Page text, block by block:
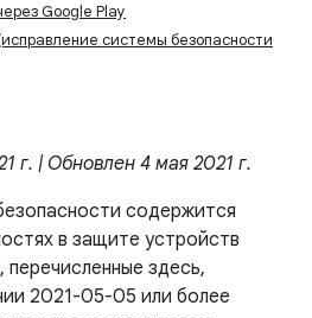
Google Play
системы безопасности
г. | Обновлен 4 мая 2021 г.
содержится
в защите устройств
здесь,
2021-05-05 или более